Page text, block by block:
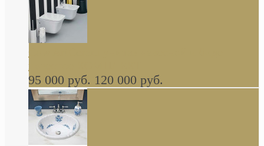
навесное КОМПЛЕКТ
95 000 руб. 120 000 руб.